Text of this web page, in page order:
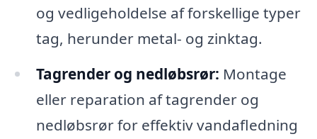
og vedligeholdelse af forskellige typer
tag, herunder metal- og zinktag.
Tagrender og nedløbsrør: Montage
eller reparation af tagrender og
nedløbsrør for effektiv vandafledning